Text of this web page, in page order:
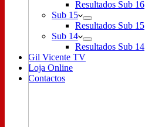
Resultados Sub 16
Sub 15
Resultados Sub 15
Sub 14
Resultados Sub 14
Gil Vicente TV
Loja Online
Contactos